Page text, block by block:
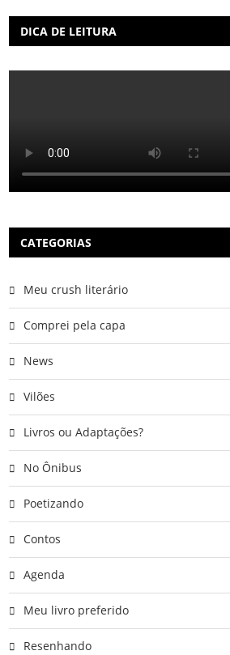
DICA DE LEITURA
CATEGORIAS
Meu crush literário
Comprei pela capa
News
Vilões
Livros ou Adaptações?
No Ônibus
Poetizando
Contos
Agenda
Meu livro preferido
Resenhando